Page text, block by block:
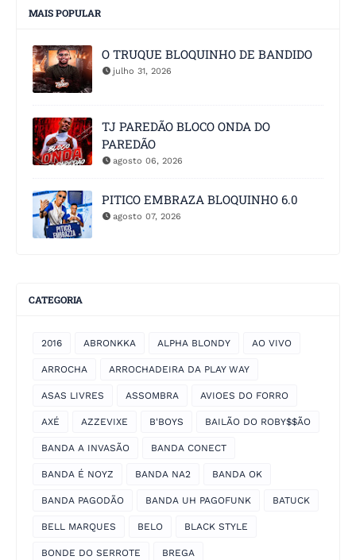
MAIS POPULAR
O TRUQUE BLOQUINHO DE BANDIDO
julho 31, 2026
TJ PAREDÃO BLOCO ONDA DO
PAREDÃO
agosto 06, 2026
PITICO EMBRAZA BLOQUINHO 6.0
agosto 07, 2026
CATEGORIA
2016 ABRONKKA ALPHA BLONDY AO VIVO
ARROCHA ARROCHADEIRA DA PLAY WAY
ASAS LIVRES ASSOMBRA AVIOES DO FORRO
AXÉ AZZEVIXE B'BOYS BAILÃO DO ROBY$$ÃO
BANDA A INVASÃO BANDA CONECT
BANDA É NOYZ BANDA NA2 BANDA OK
BANDA PAGODÃO BANDA UH PAGOFUNK BATUCK
BELL MARQUES BELO BLACK STYLE
BONDE DO SERROTE BREGA